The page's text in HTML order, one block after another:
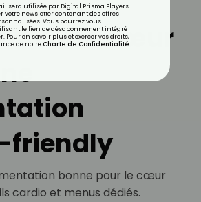
votre cœur
friendly
bonne pour le cœur
cardio et menus dédiés.
sera utilisée par Digital Prisma Players
votre newsletter contenant des offres
Vous pourrez vous
le lien de désabonnement intégré
Pour en savoir plus et exercer vos droits,
de notre Charte de Confidentialité.